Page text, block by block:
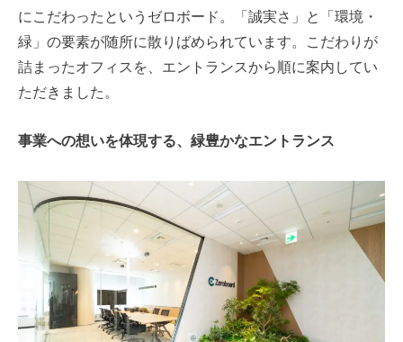
にこだわったというゼロボード。「誠実さ」と「環境・
緑」の要素が随所に散りばめられています。こだわりが
詰まったオフィスを、エントランスから順に案内してい
ただきました。
事業への想いを体現する、緑豊かなエントランス